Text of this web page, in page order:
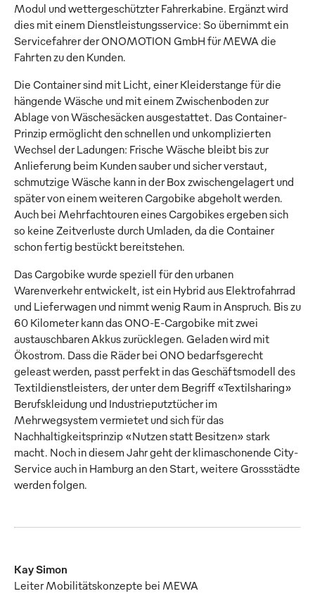
Modul und wettergeschützter Fahrerkabine. Ergänzt wird
dies mit einem Dienstleistungsservice: So übernimmt ein
Servicefahrer der ONOMOTION GmbH für MEWA die
Fahrten zu den Kunden.
Die Container sind mit Licht, einer Kleiderstange für die
hängende Wäsche und mit einem Zwischenboden zur
Ablage von Wäschesäcken ausgestattet. Das Container-
Prinzip ermöglicht den schnellen und unkomplizierten
Wechsel der Ladungen: Frische Wäsche bleibt bis zur
Anlieferung beim Kunden sauber und sicher verstaut,
schmutzige Wäsche kann in der Box zwischengelagert und
später von einem weiteren Cargobike abgeholt werden.
Auch bei Mehrfachtouren eines Cargobikes ergeben sich
so keine Zeitverluste durch Umladen, da die Container
schon fertig bestückt bereitstehen.
Das Cargobike wurde speziell für den urbanen
Warenverkehr entwickelt, ist ein Hybrid aus Elektrofahrrad
und Lieferwagen und nimmt wenig Raum in Anspruch. Bis zu
60 Kilometer kann das ONO-E-Cargobike mit zwei
austauschbaren Akkus zurücklegen. Geladen wird mit
Ökostrom. Dass die Räder bei ONO bedarfsgerecht
geleast werden, passt perfekt in das Geschäftsmodell des
Textildienstleisters, der unter dem Begriff «Textilsharing»
Berufskleidung und Industrieputztücher im
Mehrwegsystem vermietet und sich für das
Nachhaltigkeitsprinzip «Nutzen statt Besitzen» stark
macht. Noch in diesem Jahr geht der klimaschonende City-
Service auch in Hamburg an den Start, weitere Grossstädte
werden folgen.
Kay Simon
Leiter Mobilitätskonzepte bei MEWA